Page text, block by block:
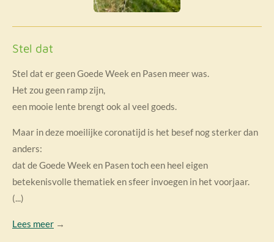
Stel dat
Stel dat er geen Goede Week en Pasen meer was.
Het zou geen ramp zijn,
een mooie lente brengt ook al veel goeds.
Maar in deze moeilijke coronatijd is het besef nog sterker dan
anders:
dat de Goede Week en Pasen toch een heel eigen
betekenisvolle thematiek en sfeer invoegen in het voorjaar.
(...)
Lees meer →